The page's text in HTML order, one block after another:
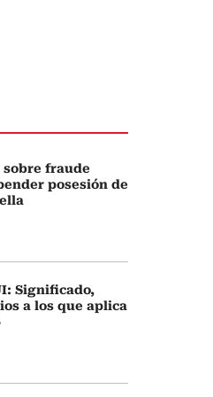
sobre fraude
posesión de
Significado,
a los que aplica